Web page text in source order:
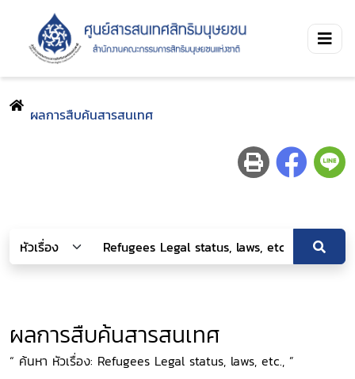
ผลการสืบค้นสารสนเทศ
ผลการสืบค้นสารสนเทศ
“ ค้นหา หัวเรื่อง: Refugees Legal status, laws, etc., ”